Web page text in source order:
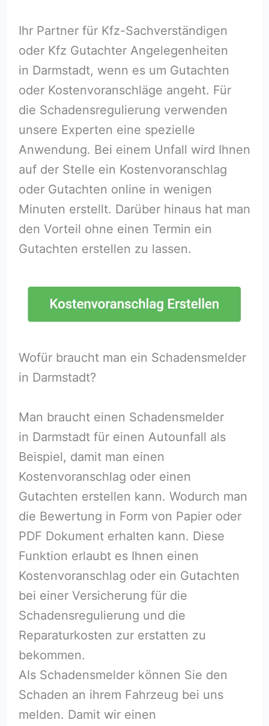
Ihr Partner für Kfz-Sachverständigen
oder Kfz Gutachter Angelegenheiten
in Darmstadt, wenn es um Gutachten
oder Kostenvoranschläge angeht. Für
die Schadensregulierung verwenden
unsere Experten eine spezielle
Anwendung. Bei einem Unfall wird Ihnen
auf der Stelle ein Kostenvoranschlag
oder Gutachten online in wenigen
Minuten erstellt. Darüber hinaus hat man
den Vorteil ohne einen Termin ein
Gutachten erstellen zu lassen.
Wofür braucht man ein Schadensmelder
in Darmstadt?
Man braucht einen Schadensmelder
in Darmstadt für einen Autounfall als
Beispiel, damit man einen
Kostenvoranschlag oder einen
Gutachten erstellen kann. Wodurch man
die Bewertung in Form von Papier oder
PDF Dokument erhalten kann. Diese
Funktion erlaubt es Ihnen einen
Kostenvoranschlag oder ein Gutachten
bei einer Versicherung für die
Schadensregulierung und die
Reparaturkosten zur erstatten zu
bekommen.
Als Schadensmelder können Sie den
Schaden an ihrem Fahrzeug bei uns
melden. Damit wir einen